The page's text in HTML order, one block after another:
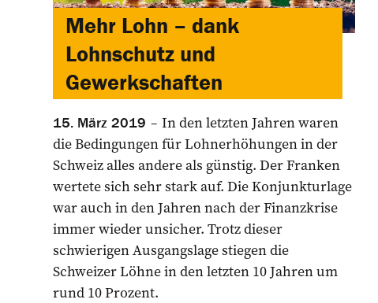
Mehr Lohn – dank
Lohnschutz und
Gewerkschaften
15. März 2019
In den letzten Jahren waren
die Bedingungen für Lohnerhöhungen in der
Schweiz alles andere als günstig. Der Franken
wertete sich sehr stark auf. Die Konjunkturlage
war auch in den Jahren nach der Finanzkrise
immer wieder unsicher. Trotz dieser
schwierigen Ausgangslage stiegen die
Schweizer Löhne in den letzten 10 Jahren um
rund 10 Prozent.